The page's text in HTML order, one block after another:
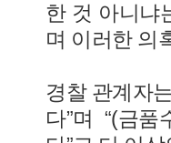
한 것 아니냐
며 이러한 의
경찰 관계자
다”며 “(금